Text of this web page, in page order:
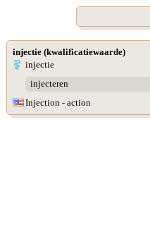
injectie (kwalificatiewaarde)
injectie
injecteren
Injection - action